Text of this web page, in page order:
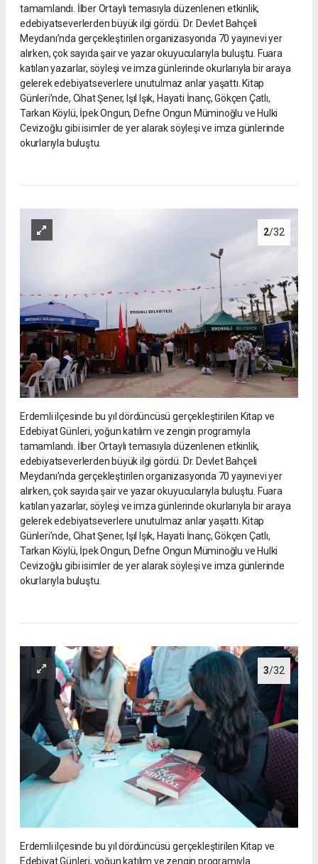
tamamlandı. İlber Ortaylı temasıyla düzenlenen etkinlik,
edebiyatseverlerden büyük ilgi gördü. Dr. Devlet Bahçeli
Meydanı’nda gerçekleştirilen organizasyonda 70 yayınevi yer
alırken, çok sayıda şair ve yazar okuyucularıyla buluştu. Fuara
katılan yazarlar, söyleşi ve imza günlerinde okurlarıyla bir araya
gelerek edebiyatseverlere unutulmaz anlar yaşattı. Kitap
Günleri’nde, Cihat Şener, Işıl Işık, Hayati İnanç, Gökçen Çatlı,
Tarkan Köylü, İpek Ongun, Defne Ongun Müminoğlu ve Hulki
Cevizoğlu gibi isimler de yer alarak söyleşi ve imza günlerinde
okurlarıyla buluştu.
2/32
Erdemli ilçesinde bu yıl dördüncüsü gerçekleştirilen Kitap ve
Edebiyat Günleri, yoğun katılım ve zengin programıyla
tamamlandı. İlber Ortaylı temasıyla düzenlenen etkinlik,
edebiyatseverlerden büyük ilgi gördü. Dr. Devlet Bahçeli
Meydanı’nda gerçekleştirilen organizasyonda 70 yayınevi yer
alırken, çok sayıda şair ve yazar okuyucularıyla buluştu. Fuara
katılan yazarlar, söyleşi ve imza günlerinde okurlarıyla bir araya
gelerek edebiyatseverlere unutulmaz anlar yaşattı. Kitap
Günleri’nde, Cihat Şener, Işıl Işık, Hayati İnanç, Gökçen Çatlı,
Tarkan Köylü, İpek Ongun, Defne Ongun Müminoğlu ve Hulki
Cevizoğlu gibi isimler de yer alarak söyleşi ve imza günlerinde
okurlarıyla buluştu.
3/32
Erdemli ilçesinde bu yıl dördüncüsü gerçekleştirilen Kitap ve
Edebiyat Günleri, yoğun katılım ve zengin programıyla